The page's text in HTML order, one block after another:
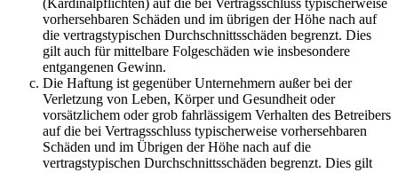
(Kardinalpflichten) auf die bei Vertragsschluss typischerweise
vorhersehbaren Schäden und im übrigen der Höhe nach auf
die vertragstypischen Durchschnittsschäden begrenzt. Dies
gilt auch für mittelbare Folgeschäden wie insbesondere
entgangenen Gewinn.
Die Haftung ist gegenüber Unternehmern außer bei der
Verletzung von Leben, Körper und Gesundheit oder
vorsätzlichem oder grob fahrlässigem Verhalten des Betreibers
auf die bei Vertragsschluss typischerweise vorhersehbaren
Schäden und im Übrigen der Höhe nach auf die
vertragstypischen Durchschnittsschäden begrenzt. Dies gilt